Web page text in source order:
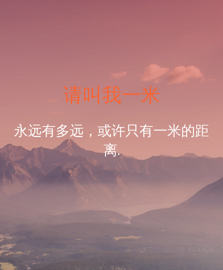
请叫我一米
永远有多远，或许只有一米的距
离.